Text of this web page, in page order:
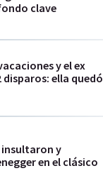
clave
y el ex
ella quedó
insultaron y
en el clásico